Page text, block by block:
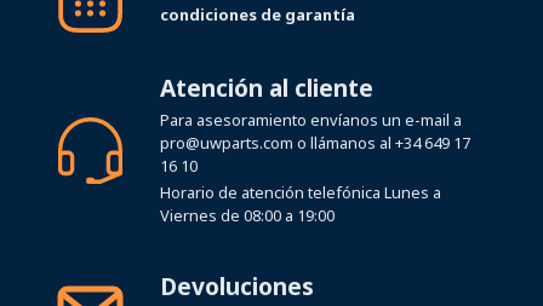
condiciones de garantía
Atención al cliente
Para asesoramiento envíanos un e-mail a
pro@uwparts.com o llámanos al +34 649 17
16 10
Horario de atención telefónica Lunes a
Viernes de 08:00 a 19:00
Devoluciones